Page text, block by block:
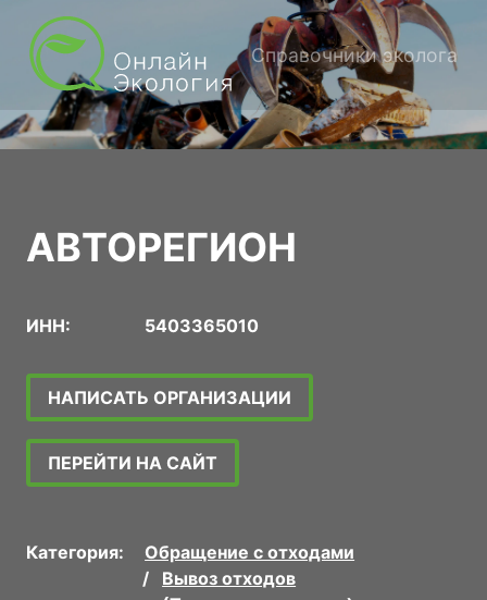
Справочники эколога
АВТОРЕГИОН
ИНН: 5403365010
НАПИСАТЬ ОРГАНИЗАЦИИ
ПЕРЕЙТИ НА САЙТ
Категория:
Обращение с отходами
Вывоз отходов